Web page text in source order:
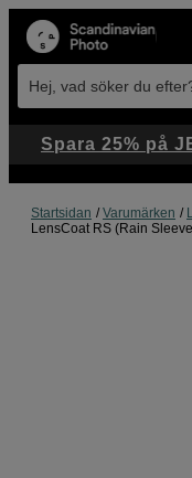
Hej, vad söker du
Startsidan Varumärken
LensCoat RS (Rain
Spara 25% på